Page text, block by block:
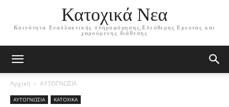
Κατοχικά Νεα
Κοινότητα Εναλλακτικής πληροφόρησης,Ελεύθερης Ερευνας και
χαρούμενης διάθεσης
Αρχική ΑΥΤΟΓΝΩΣΙΑ
ΑΥΤΟΓΝΩΣΙΑ ΚΑΤΟΧΙΚΑ